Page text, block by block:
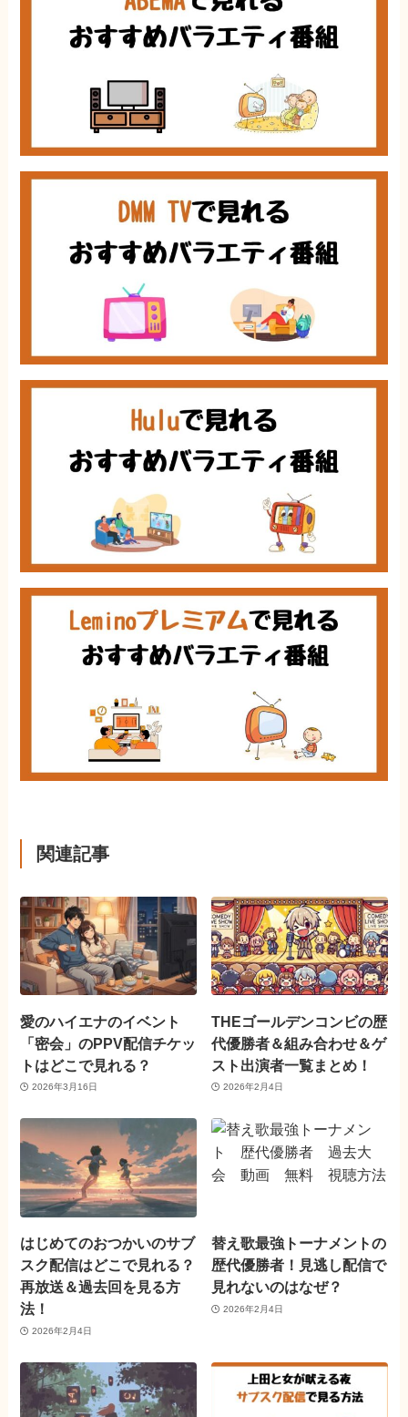
関連記事
愛のハイエナのイベント
「密会」のPPV配信チケッ
トはどこで見れる？
2026年3月16日
THEゴールデンコンビの歴
代優勝者＆組み合わせ＆ゲ
スト出演者一覧まとめ！
2026年2月4日
はじめてのおつかいのサブ
スク配信はどこで見れる？
再放送＆過去回を見る方
法！
2026年2月4日
替え歌最強トーナメントの
歴代優勝者！見逃し配信で
見れないのはなぜ？
2026年2月4日